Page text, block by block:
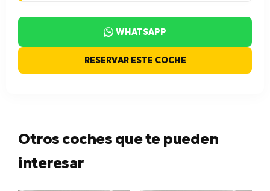
WHATSAPP
RESERVAR ESTE COCHE
Otros coches que te pueden
interesar